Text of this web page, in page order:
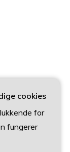
cookies
for
fungerer